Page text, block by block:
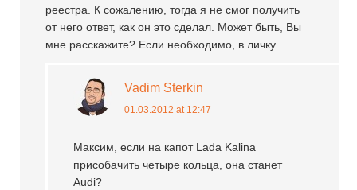
реестра. К сожалению, тогда я не смог получить
от него ответ, как он это сделал. Может быть, Вы
мне расскажите? Если необходимо, в личку…
Vadim Sterkin
01.03.2012 at 12:47
Максим, если на капот Lada Kalina
присобачить четыре кольца, она станет
Audi?